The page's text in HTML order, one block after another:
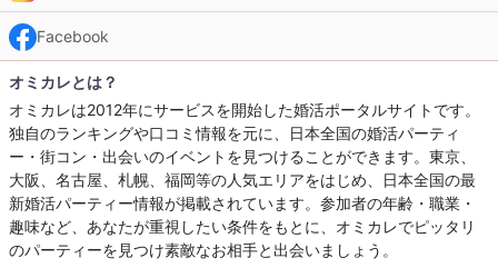
Facebook
オミカレとは？
オミカレは2012年にサービスを開始した婚活ポータルサイトです。
独自のランキングや口コミ情報を元に、日本全国の婚活パーティ
ー・街コン・出会いのイベントを見つけることができます。東京、
大阪、名古屋、札幌、福岡等の人気エリアをはじめ、日本全国の最
新婚活パーティー情報が掲載されています。参加者の年齢・職業・
趣味など、あなたが重視したい条件をもとに、オミカレでピッタリ
のパーティーを見つけ素敵なお相手と出会いましょう。